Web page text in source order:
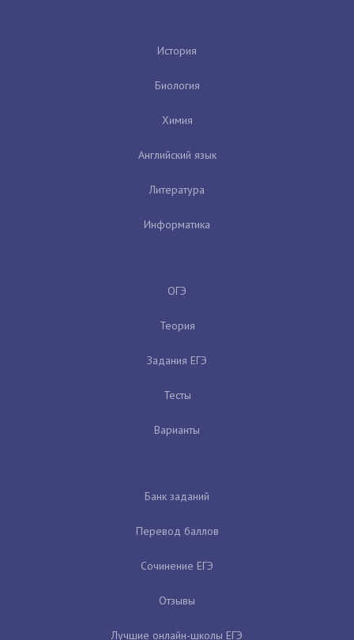
История
Биология
Химия
Английский язык
Литература
Информатика
ОГЭ
Теория
Задания ЕГЭ
Тесты
Варианты
Банк заданий
Перевод баллов
Сочинение ЕГЭ
Отзывы
Лучшие онлайн-школы ЕГЭ